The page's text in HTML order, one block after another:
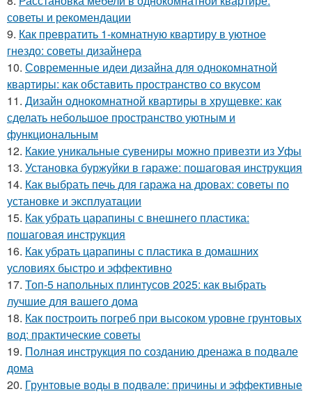
советы и рекомендации
9. Как превратить 1-комнатную квартиру в уютное
гнездо: советы дизайнера
10. Современные идеи дизайна для однокомнатной
квартиры: как обставить пространство со вкусом
11. Дизайн однокомнатной квартиры в хрущевке: как
сделать небольшое пространство уютным и
функциональным
12. Какие уникальные сувениры можно привезти из Уфы
13. Установка буржуйки в гараже: пошаговая инструкция
14. Как выбрать печь для гаража на дровах: советы по
установке и эксплуатации
15. Как убрать царапины с внешнего пластика:
пошаговая инструкция
16. Как убрать царапины с пластика в домашних
условиях быстро и эффективно
17. Топ-5 напольных плинтусов 2025: как выбрать
лучшие для вашего дома
18. Как построить погреб при высоком уровне грунтовых
вод: практические советы
19. Полная инструкция по созданию дренажа в подвале
дома
20. Грунтовые воды в подвале: причины и эффективные